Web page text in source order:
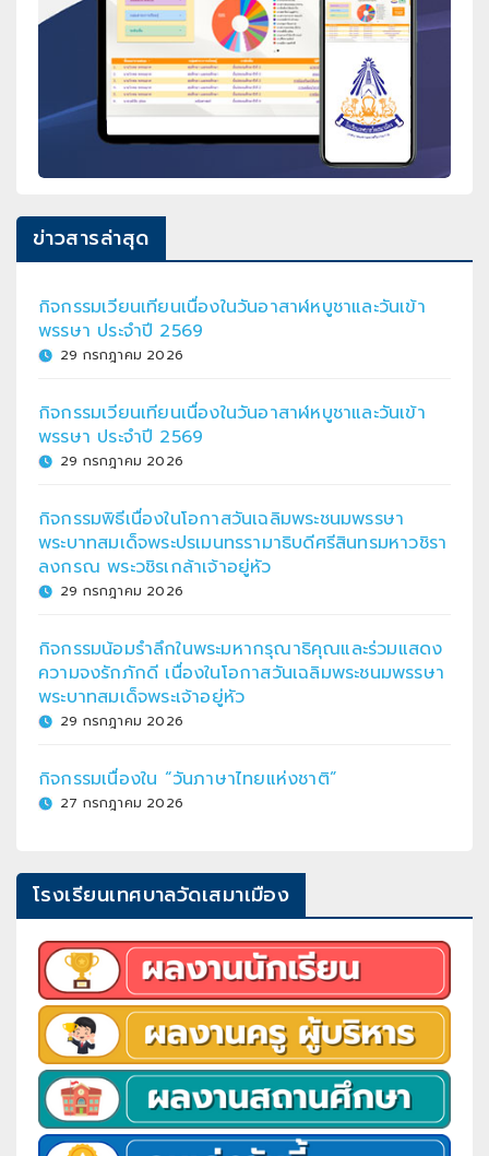
ข่าวสารล่าสุด
กิจกรรมเวียนเทียนเนื่องในวันอาสาฬหบูชาและวันเข้า
พรรษา ประจำปี 2569
29 กรกฎาคม 2026
กิจกรรมเวียนเทียนเนื่องในวันอาสาฬหบูชาและวันเข้า
พรรษา ประจำปี 2569
29 กรกฎาคม 2026
กิจกรรมพิธีเนื่องในโอกาสวันเฉลิมพระชนมพรรษา
พระบาทสมเด็จพระปรเมนทรรามาธิบดีศรีสินทรมหาวชิรา
ลงกรณ พระวชิรเกล้าเจ้าอยู่หัว
29 กรกฎาคม 2026
กิจกรรมน้อมรำลึกในพระมหากรุณาธิคุณและร่วมแสดง
ความจงรักภักดี เนื่องในโอกาสวันเฉลิมพระชนมพรรษา
พระบาทสมเด็จพระเจ้าอยู่หัว
29 กรกฎาคม 2026
กิจกรรมเนื่องใน “วันภาษาไทยแห่งชาติ”
27 กรกฎาคม 2026
โรงเรียนเทศบาลวัดเสมาเมือง